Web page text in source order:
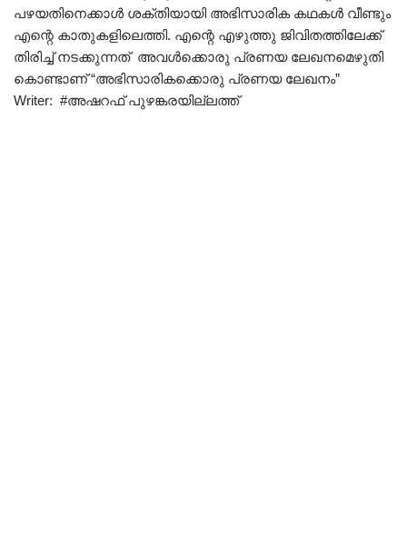
പഴയതിനെക്കാൾ ശക്തിയായി അഭിസാരിക കഥകൾ വീണ്ടും
എന്റെ കാതുകളിലെത്തി. എന്റെ എഴുത്തു ജിവിതത്തിലേക്ക്
തിരിച്ച് നടക്കുന്നത് അവൾക്കൊരു പ്രണയ ലേഖനമെഴുതി
കൊണ്ടാണ് “അഭിസാരികക്കൊരു പ്രണയ ലേഖനം”
Writer: #അഷറഫ് പുഴങ്കരയില്ലത്ത്